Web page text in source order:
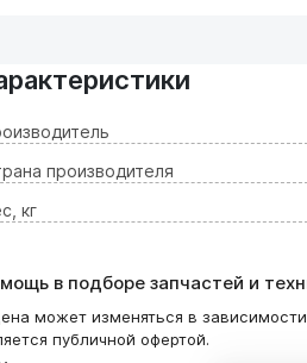
производителя
кг
в подборе запчастей и
может изменяться в
публичной офертой.